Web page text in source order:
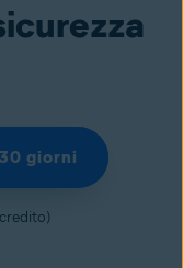
giorni